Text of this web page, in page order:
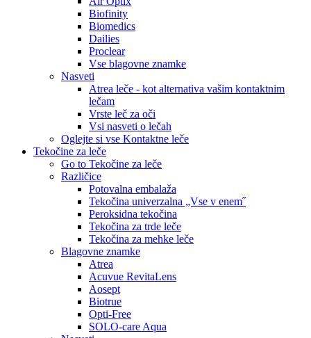
Biofinity
Biomedics
Dailies
Proclear
Vse blagovne znamke
Nasveti
Atrea leče - kot alternativa vašim kontaktnim
lečam
Vrste leč za oči
Vsi nasveti o lečah
Oglejte si vse Kontaktne leče
Tekočine za leče
Go to Tekočine za leče
Različice
Potovalna embalaža
Tekočina univerzalna „Vse v enem˝
Peroksidna tekočina
Tekočina za trde leče
Tekočina za mehke leče
Blagovne znamke
Atrea
Acuvue RevitaLens
Aosept
Biotrue
Opti-Free
SOLO-care Aqua